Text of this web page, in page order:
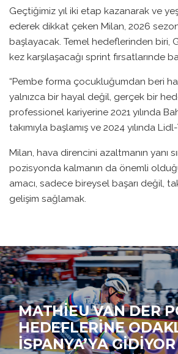
Geçtiğimiz yıl iki etap kazanarak ve
ederek dikkat çeken Milan, 2026
başlayacak. Temel hedeflerinden biri,
kez karşılaşacağı sprint fırsatlarınde
“Pembe forma çocukluğumdan beri
yalnızca bir hayal değil, gerçek bir
professionel kariyerine 2021 yılında
takımıyla başlamış ve 2024 yılında Lidl-
Milan, hava direncini azaltmanın yanı
pozisyonda kalmanın da önemli
amacı, sadece bireysel başarı değil,
gelişim sağlamak.
MATHIEU VAN DER
HEDEFLERINE
İSPANYA’YA GIDIYOR